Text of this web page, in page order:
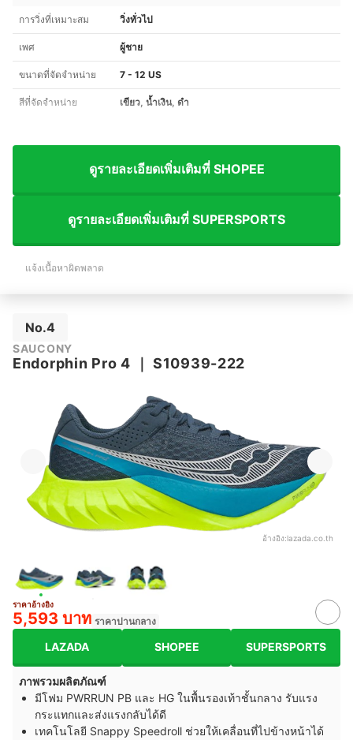
การวิ่งที่เหมาะสม วิ่งทั่วไป
เพศ ผู้ชาย
ขนาดที่จัดจำหน่าย 7 - 12 US
สีที่จัดจำหน่าย เขียว, น้ำเงิน, ดำ
ดูรายละเอียดเพิ่มเติมที่ SHOPEE
ดูรายละเอียดเพิ่มเติมที่ SUPERSPORTS
แจ้งเนื้อหาผิดพลาด
No.4
SAUCONY
Endorphin Pro 4 S10939-222
อ้างอิง:lazada.co.th
ราคาอ้างอิง
5,593 บาท ราคาปานกลาง
LAZADA SHOPEE SUPERSPORTS
ภาพรวมผลิตภัณฑ์
มีโฟม PWRRUN PB และ HG ในพื้นรองเท้าชั้นกลาง รับแรง
กระแทกและส่งแรงกลับได้ดี
เทคโนโลยี Snappy Speedroll ช่วยให้เคลื่อนที่ไปข้างหน้าได้